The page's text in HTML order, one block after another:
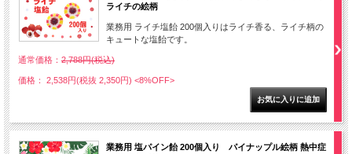
ライチの絵柄
業務用 ライチ塩飴 200個入りはライチ香る、ライチ柄の
キュートな塩飴です。
通常価格： 2,788円(税込)
価格： 2,538円(税抜 2,350円) <8%OFF>
業務用 塩パイン飴 200個入り パイナップル絵柄 熱中症